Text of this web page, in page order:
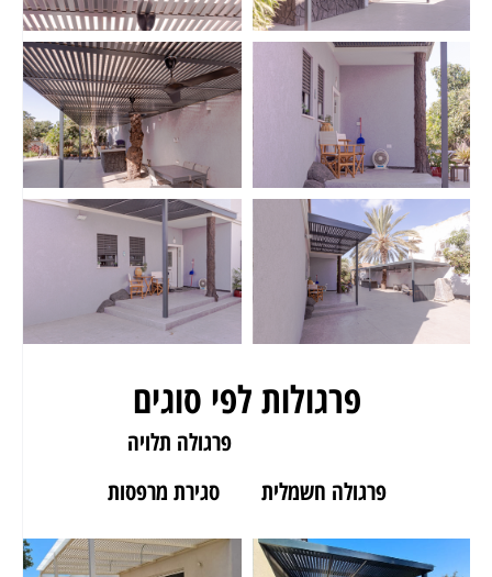
פרגולות לפי סוגים
פרגולה תלויה
פרגולה חשמלית
סגירת מרפסות